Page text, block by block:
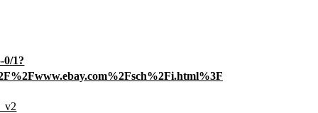
0/1?